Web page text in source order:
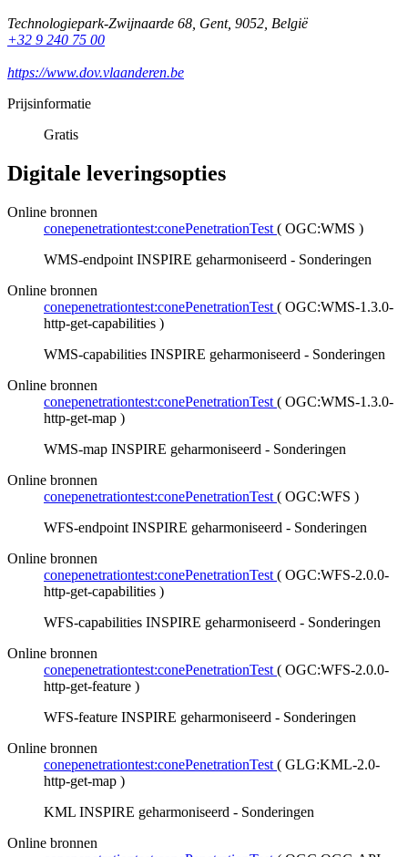
Technologiepark-Zwijnaarde 68, Gent, 9052, België
+32 9 240 75 00
https://www.dov.vlaanderen.be
Prijsinformatie
Gratis
Digitale leveringsopties
Online bronnen
conepenetrationtest:conePenetrationTest ( OGC:WMS )
WMS-endpoint INSPIRE geharmoniseerd - Sonderingen
Online bronnen
conepenetrationtest:conePenetrationTest ( OGC:WMS-1.3.0-
http-get-capabilities )
WMS-capabilities INSPIRE geharmoniseerd - Sonderingen
Online bronnen
conepenetrationtest:conePenetrationTest ( OGC:WMS-1.3.0-
http-get-map )
WMS-map INSPIRE geharmoniseerd - Sonderingen
Online bronnen
conepenetrationtest:conePenetrationTest ( OGC:WFS )
WFS-endpoint INSPIRE geharmoniseerd - Sonderingen
Online bronnen
conepenetrationtest:conePenetrationTest ( OGC:WFS-2.0.0-
http-get-capabilities )
WFS-capabilities INSPIRE geharmoniseerd - Sonderingen
Online bronnen
conepenetrationtest:conePenetrationTest ( OGC:WFS-2.0.0-
http-get-feature )
WFS-feature INSPIRE geharmoniseerd - Sonderingen
Online bronnen
conepenetrationtest:conePenetrationTest ( GLG:KML-2.0-
http-get-map )
KML INSPIRE geharmoniseerd - Sonderingen
Online bronnen